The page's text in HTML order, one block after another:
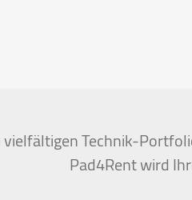
Technik-
Pad4Rent wird